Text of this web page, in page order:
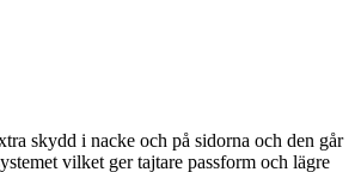
skydd i nacke och på sidorna och den går
vilket ger tajtare passform och lägre